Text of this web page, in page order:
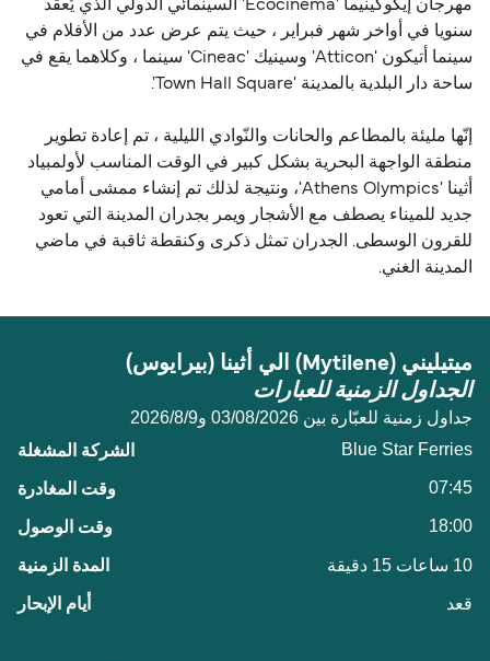
مهرجان إيكوكينيما 'Ecocinema' السينمائي الدولي الذي يُعقد
سنويا في أواخر شهر فبراير ، حيث يتم عرض عدد من الأفلام في
سينما أتيكون 'Atticon' وسينيك 'Cineac' سينما ، وكلاهما يقع في
ساحة دار البلدية بالمدينة 'Town Hall Square'.
إنّها مليئة بالمطاعم والحانات والنّوادي الليلية ، تم إعادة تطوير
منطقة الواجهة البحرية بشكل كبير في الوقت المناسب لأولمبياد
أثينا 'Athens Olympics'، ونتيجة لذلك تم إنشاء ممشى أمامي
جديد للميناء يصطف مع الأشجار ويمر بجدران المدينة التي تعود
للقرون الوسطى. الجدران تمثل ذكرى وكنقطة ثاقبة في ماضي
المدينة الغني.
ميتيليني (Mytilene) الي أثينا (بيرايوس)
الجداول الزمنية للعبارات
جداول زمنية للعبّارة بين 03/08/2026 و9‏/8‏/2026
Blue Star Ferries
07:45
18:00
10 ساعات 15 دقيقة
قعد